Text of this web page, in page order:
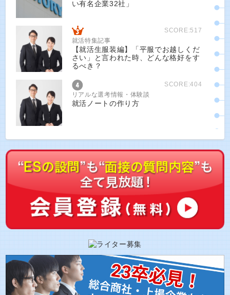
い有名企業32社」
SCORE:517
就活特集記事
【就活生服装編】「平服でお越しくだ
さい」と言われた時、どんな格好をす
るべき？
SCORE:404
リアルな選考情報・体験談
就活ノートの作り方